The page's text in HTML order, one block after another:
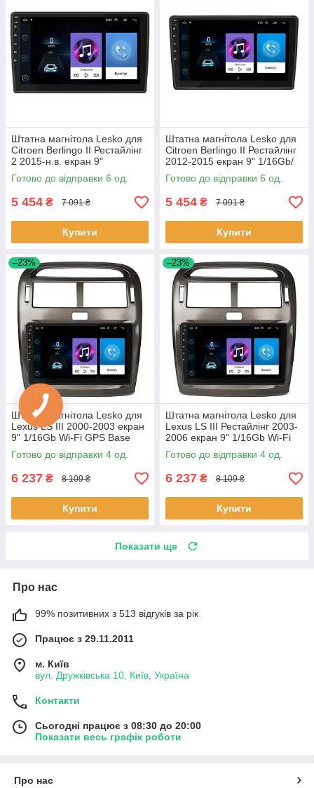
Штатна магнітола Lesko для
Citroen Berlingo II Рестайлінг
2 2015-н.в. екран 9"
1/16Gb/Wi-Fi GPS Optima 6шт
Готово до відправки 6 од.
5 454 ₴ 7 091 ₴
Купити
Штатна магнітола Lesko для
Citroen Berlingo II Рестайлінг
2012-2015 екран 9" 1/16Gb/
Wi-Fi GPS Optima 6шт
Готово до відправки 6 од.
5 454 ₴ 7 091 ₴
Купити
–23%
Штатна магнітола Lesko для
Lexus LS III 2000-2003 екран
9" 1/16Gb Wi-Fi GPS Base
Лексус 4 шт.
Готово до відправки 4 од.
6 237 ₴ 8 109 ₴
Купити
–23%
Штатна магнітола Lesko для
Lexus LS III Рестайлінг 2003-
2006 екран 9" 1/16Gb Wi-Fi
GPS Base 4 шт.
Готово до відправки 4 од.
6 237 ₴ 8 109 ₴
Купити
Показати ще
Про нас
99% позитивних з 513 відгуків за рік
Працює з 29.11.2011
м. Київ
вул. Дружківська 10, Київ, Україна
Контакти
Сьогодні працює з 08:30 до 20:00
Показати весь графік роботи
Про нас